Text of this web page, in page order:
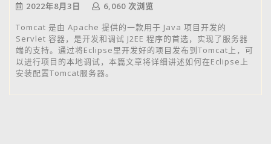
2022年8月3日
6,060 次浏览
Tomcat 是由 Apache 提供的一款用于 Java 项目开发的
Servlet 容器，是开发和调试 J2EE 程序的首选，实现了服务器
端的支持。通过将Eclipse里开发好的项目发布到Tomcat上，可
以进行项目的本地调试，本篇文章将详细讲述如何在Eclipse上
安装配置Tomcat服务器。